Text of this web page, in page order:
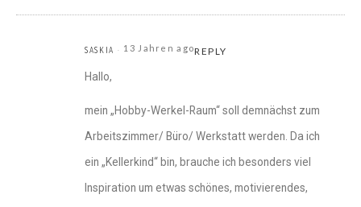
SASKIA 13 Jahren agoREPLY
Hallo,
mein „Hobby-Werkel-Raum“ soll demnächst zum
Arbeitszimmer/ Büro/ Werkstatt werden. Da ich
ein „Kellerkind“ bin, brauche ich besonders viel
Inspiration um etwas schönes, motivierendes,